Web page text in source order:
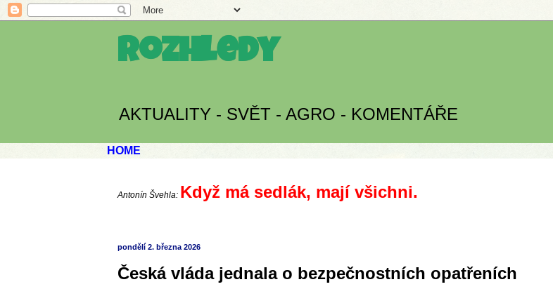
Rozhledy
AKTUALITY - SVĚT - AGRO - KOMENTÁŘE
HOME
Antonín Švehla: Když má sedlák, mají všichni.
pondělí 2. března 2026
Česká vláda jednala o bezpečnostních opatřeních